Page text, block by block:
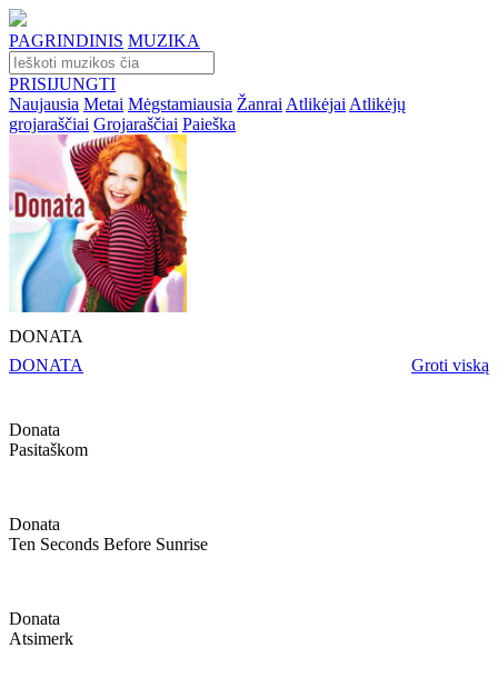
PAGRINDINIS MUZIKA
PRISIJUNGTI
Naujausia Metai Mėgstamiausia Žanrai Atlikėjai Atlikėjų
grojaraščiai Grojaraščiai Paieška
DONATA
DONATA
Groti viską
Donata
Pasitaškom
Donata
Ten Seconds Before Sunrise
Donata
Atsimerk